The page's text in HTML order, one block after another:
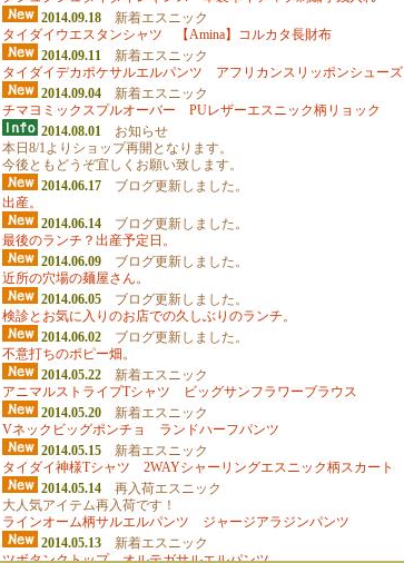
2014.09.18新着エスニック
タイダイウエスタンシャツ
【Amina】コルカタ長財布
2014.09.11新着エスニック
タイダイデカポケサルエルパンツ
アフリカンスリッポンシューズ
2014.09.04新着エスニック
チマヨミックスプルオーバー
PUレザーエスニック柄リョック
2014.08.01お知らせ
本日8/1よりショップ再開となります。
今後ともどうぞ宜しくお願い致します。
2014.06.17ブログ更新しました。
出産。
2014.06.14ブログ更新しました。
最後のランチ？出産予定日。
2014.06.09ブログ更新しました。
近所の穴場の麺屋さん。
2014.06.05ブログ更新しました。
検診とお気に入りのお店での久しぶりのランチ。
2014.06.02ブログ更新しました。
不意打ちのポピー畑。
2014.05.22新着エスニック
アニマルストライプTシャツ
ビッグサンフラワーブラウス
2014.05.20新着エスニック
Vネックビッグポンチョ
ランドハーフパンツ
2014.05.15新着エスニック
タイダイ神様Tシャツ
2WAYシャーリングエスニック柄スカート
2014.05.14再入荷エスニック
大人気アイテム再入荷です！
ラインオーム柄サルエルパンツ
ジャージアラジンパンツ
2014.05.13新着エスニック
ツボタンクトップ
オルテガサルエルパンツ